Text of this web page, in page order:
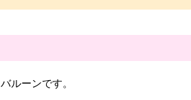
ルーンです。